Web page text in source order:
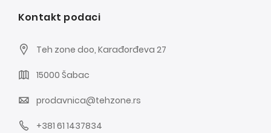
Kontakt podaci
Teh zone doo, Karađorđeva 27
15000 Šabac
prodavnica@tehzone.rs
+381 61 1437834